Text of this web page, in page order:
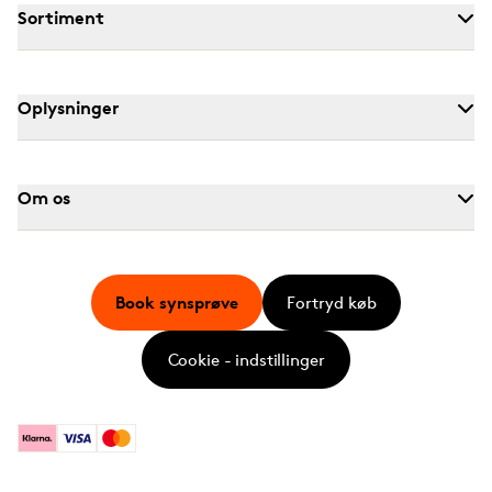
Sortiment
Oplysninger
Om os
KlarnaVisa Mastercard
Book synsprøve Fortryd køb
Cookie - indstillinger